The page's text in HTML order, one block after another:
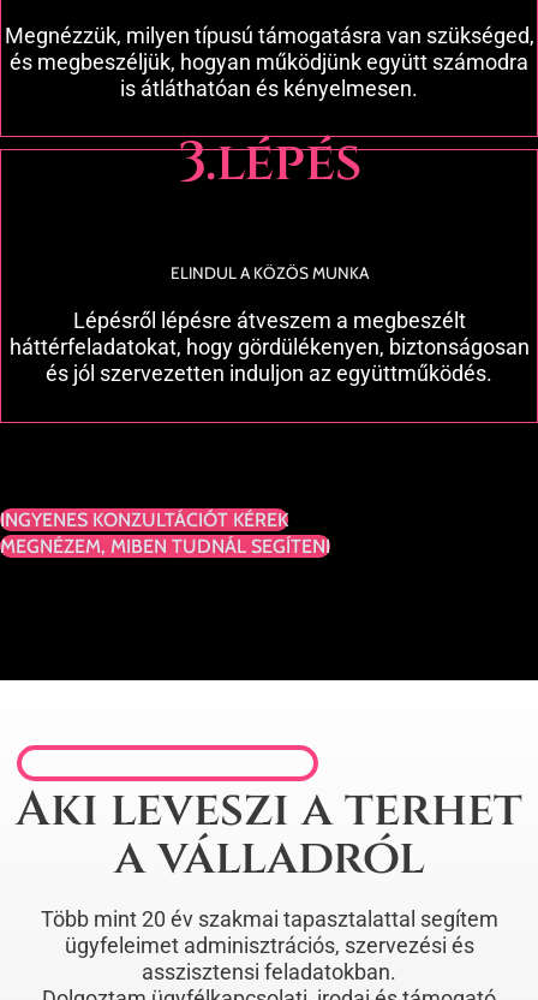
Megnézzük, milyen típusú támogatásra van szükséged,
és megbeszéljük, hogyan működjünk együtt számodra
is átláthatóan és kényelmesen.
3.lépés
ELINDUL A KÖZÖS MUNKA
Lépésről lépésre átveszem a megbeszélt
háttérfeladatokat, hogy gördülékenyen, biztonságosan
és jól szervezetten induljon az együttműködés.
INGYENES KONZULTÁCIÓT KÉREK
MEGNÉZEM, MIBEN TUDNÁL SEGÍTENI
Aki leveszi a terhet
a válladról
Több mint 20 év szakmai tapasztalattal segítem
ügyfeleimet adminisztrációs, szervezési és
asszisztensi feladatokban.